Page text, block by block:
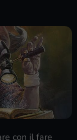
con il fare